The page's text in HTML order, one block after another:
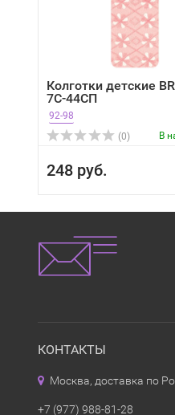
Колготки детские
7С-44СП
92-98
(0)
В
248 руб.
КОНТАКТЫ
Москва, доставка по
+7 (977) 988-81-28